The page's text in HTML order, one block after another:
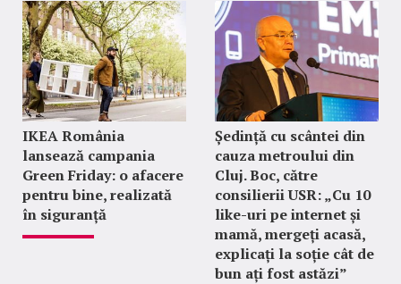
IKEA România
lansează campania
Green Friday: o afacere
pentru bine, realizată
în siguranță
Ședință cu scântei din
cauza metroului din
Cluj. Boc, către
consilierii USR: „Cu 10
like-uri pe internet și
mamă, mergeți acasă,
explicați la soție cât de
bun ați fost astăzi”